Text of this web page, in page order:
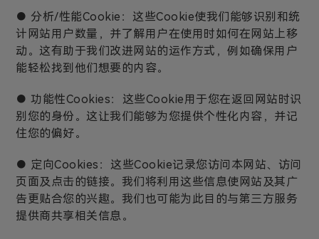
● 分析/性能Cookie：这些Cookie使我们能够识别和统
计网站用户数量，并了解用户在使用时如何在网站上移
动。这有助于我们改进网站的运作方式，例如确保用户
能轻松找到他们想要的内容。
● 功能性Cookies：这些Cookie用于您在返回网站时识
别您的身份。这让我们能够为您提供个性化内容，并记
住您的偏好。
● 定向Cookies：这些Cookie记录您访问本网站、访问
页面及点击的链接。我们将利用这些信息使网站及其广
告更贴合您的兴趣。我们也可能为此目的与第三方服务
提供商共享相关信息。